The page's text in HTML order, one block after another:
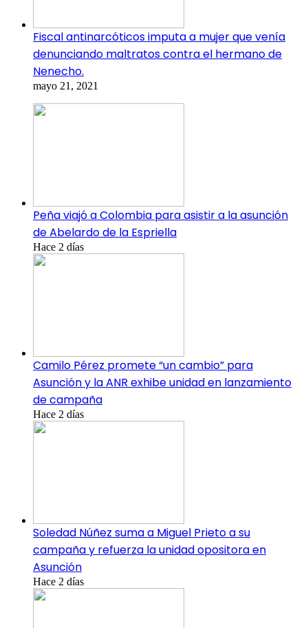
Fiscal antinarcóticos imputa a mujer que venía
denunciando maltratos contra el hermano de
Nenecho.
mayo 21, 2021
Peña viajó a Colombia para asistir a la asunción
de Abelardo de la Espriella
Hace 2 días
Camilo Pérez promete “un cambio” para
Asunción y la ANR exhibe unidad en lanzamiento
de campaña
Hace 2 días
Soledad Núñez suma a Miguel Prieto a su
campaña y refuerza la unidad opositora en
Asunción
Hace 2 días